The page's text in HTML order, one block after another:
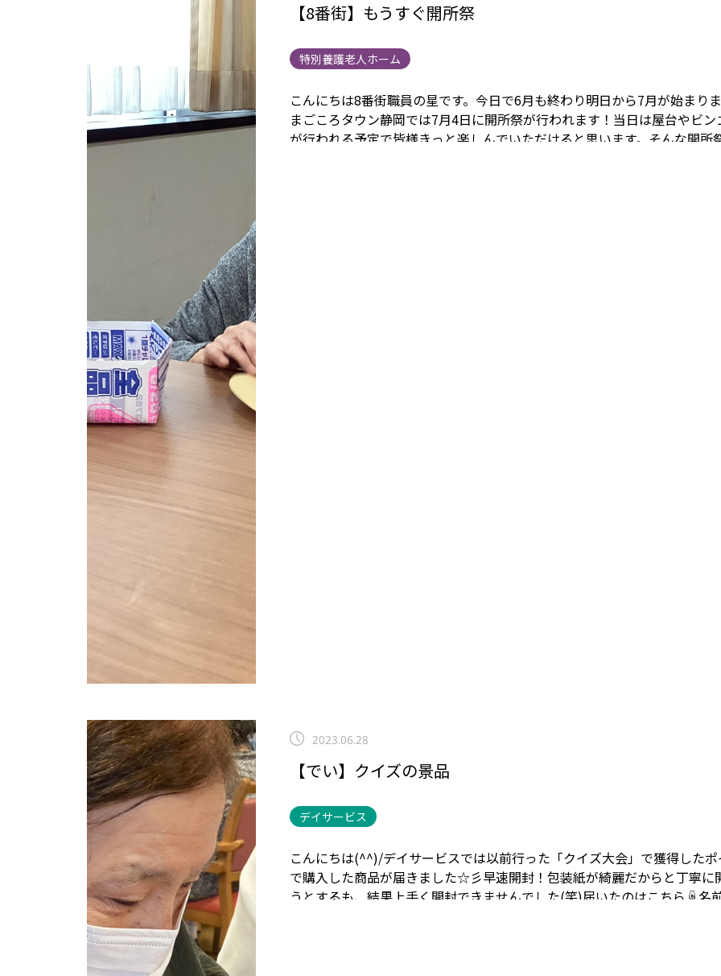
【8番街】もうすぐ開所祭
特別養護老人ホーム
こんにちは8番街職員の星です。今日で6月も終わり明日から7月が始まりま
まごころタウン静岡では7月4日に開所祭が行われます！当日は屋台やビン
が行われる予定で皆様きっと楽しんでいただけると思います。 そんな開所
2023.06.28
【でい】クイズの景品
デイサービス
こんにちは(^^)/デイサービスでは以前行った「クイズ大会」で獲得したポ
で購入した商品が届きました☆彡早速開封！ 包装紙が綺麗だからと丁寧に
うとするも、結果上手く開封できませんでした(笑)届いたのはこちら☟ 名